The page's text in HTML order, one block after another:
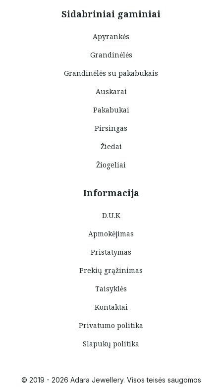
Sidabriniai gaminiai
Apyrankės
Grandinėlės
Grandinėlės su pakabukais
Auskarai
Pakabukai
Pirsingas
Žiedai
Žiogeliai
Informacija
D.U.K
Apmokėjimas
Pristatymas
Prekių grąžinimas
Taisyklės
Kontaktai
Privatumo politika
Slapukų politika
© 2019 - 2026 Adara Jewellery. Visos teisės saugomos